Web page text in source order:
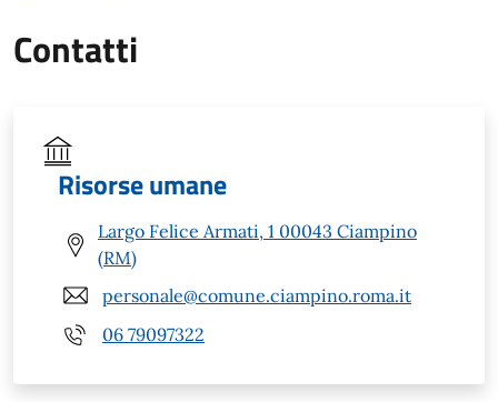
Contatti
Risorse umane
Largo Felice Armati, 1 00043 Ciampino
(RM)
personale@comune.ciampino.roma.it
06 79097322